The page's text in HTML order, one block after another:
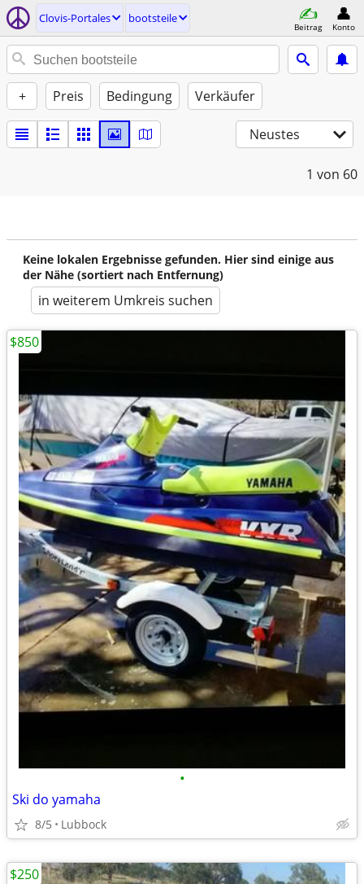
Clovis-Portales bootsteile
Beitrag Konto
+ Preis Bedingung Verkäufer
Neustes
1 von 60
Keine lokalen Ergebnisse gefunden. Hier sind einige aus
der Nähe (sortiert nach Entfernung)
in weiterem Umkreis suchen
•
Ski do yamaha
8/5 Lubbock
$850
$250